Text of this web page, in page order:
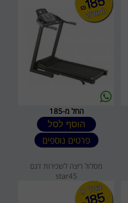
החל מ-185
הוסף לסל
פרטים נוספים
מסלול ריצה לשכירות דגם
star45